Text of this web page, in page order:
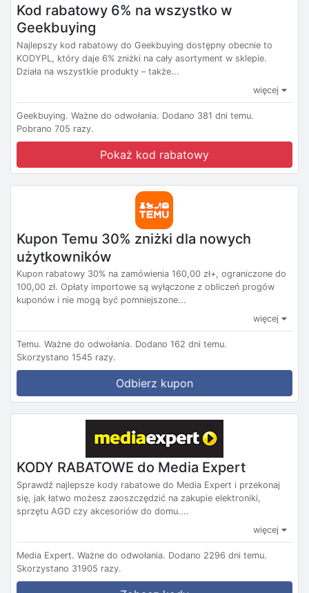
Kod rabatowy 6% na wszystko w
Geekbuying
Najlepszy kod rabatowy do Geekbuying dostępny obecnie to
KODYPL, który daje 6% zniżki na cały asortyment w sklepie.
Działa na wszystkie produkty – także...
więcej
Geekbuying. Ważne do odwołania. Dodano 381 dni temu.
Pobrano 705 razy.
Pokaż kod rabatowy
Kupon Temu 30% zniżki dla nowych
użytkowników
Kupon rabatowy 30% na zamówienia 160,00 zł+, ograniczone do
100,00 zł. Opłaty importowe są wyłączone z obliczeń progów
kuponów i nie mogą być pomniejszone...
więcej
Temu. Ważne do odwołania. Dodano 162 dni temu.
Skorzystano 1545 razy.
Odbierz kupon
KODY RABATOWE do Media Expert
Sprawdź najlepsze kody rabatowe do Media Expert i przekonaj
się, jak łatwo możesz zaoszczędzić na zakupie elektroniki,
sprzętu AGD czy akcesoriów do domu....
więcej
Media Expert. Ważne do odwołania. Dodano 2296 dni temu.
Skorzystano 31905 razy.